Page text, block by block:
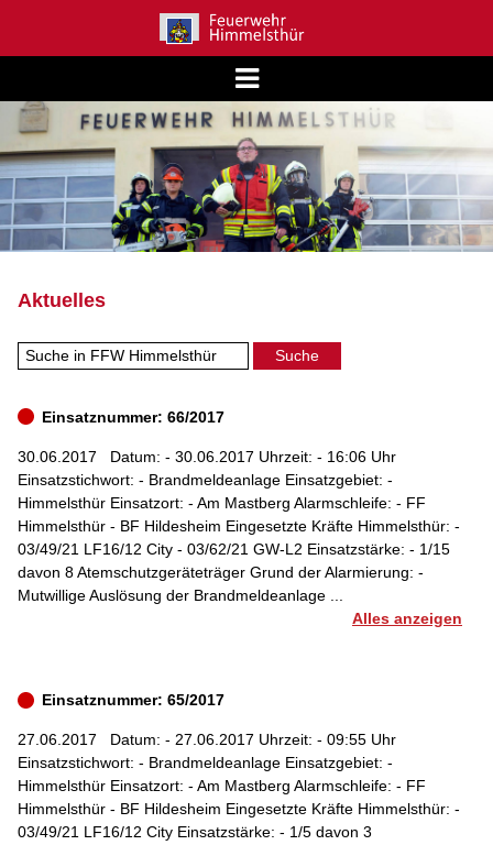
Aktuelles
Einsatznummer: 66/2017
30.06.2017 Datum: - 30.06.2017 Uhrzeit: - 16:06 Uhr
Einsatzstichwort: - Brandmeldeanlage Einsatzgebiet: -
Himmelsthür Einsatzort: - Am Mastberg Alarmschleife: - FF
Himmelsthür - BF Hildesheim Eingesetzte Kräfte Himmelsthür: -
03/49/21 LF16/12 City - 03/62/21 GW-L2 Einsatzstärke: - 1/15
davon 8 Atemschutzgeräteträger Grund der Alarmierung: -
Mutwillige Auslösung der Brandmeldeanlage ...
Alles anzeigen
Einsatznummer: 65/2017
27.06.2017 Datum: - 27.06.2017 Uhrzeit: - 09:55 Uhr
Einsatzstichwort: - Brandmeldeanlage Einsatzgebiet: -
Himmelsthür Einsatzort: - Am Mastberg Alarmschleife: - FF
Himmelsthür - BF Hildesheim Eingesetzte Kräfte Himmelsthür: -
03/49/21 LF16/12 City Einsatzstärke: - 1/5 davon 3